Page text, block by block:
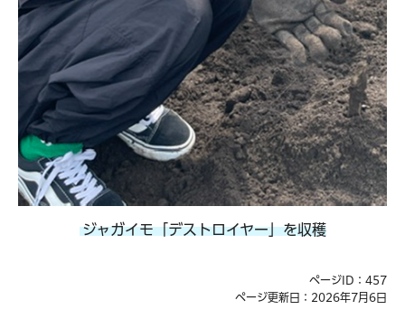
ジャガイモ「デストロイヤー」を収穫
ページID：457
ページ更新日：2026年7月6日